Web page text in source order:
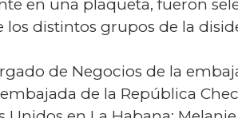
en una plaqueta, fueron
distintos grupos de la
de Negocios de la
de la República